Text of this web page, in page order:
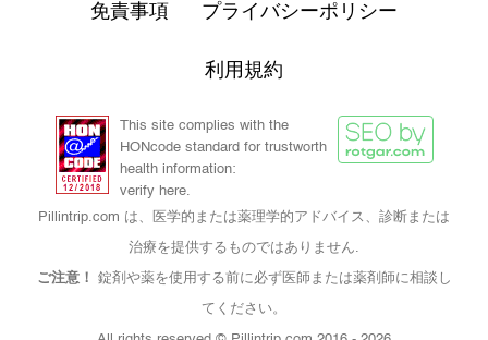
免責事項 プライバシーポリシー
利用規約
This site complies with the
HONcode standard for trustworth
health information:
verify here.
Pillintrip.com は、医学的または薬理学的アドバイス、診断または
治療を提供するものではありません.
ご注意！ 錠剤や薬を使用する前に必ず医師または薬剤師に相談し
てください。